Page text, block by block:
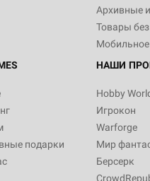
Архивные
Товары
подарки
НАШИ
Hobby
Игрокон
Warforge
Мир
Берсерк